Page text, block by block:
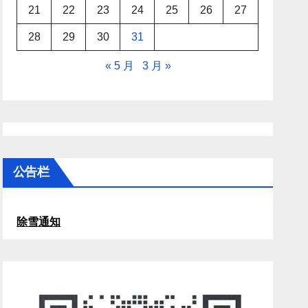
21 22 23 24 25 26 27
28 29 30 31
« 5 月 3 月 »
公告栏
除雪通知